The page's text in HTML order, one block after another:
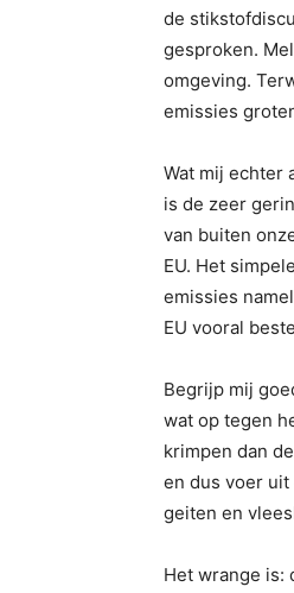
de
gesproken.
omgeving.
emissies
Wat mij echter
is de zeer
van buiten
EU. Het
emissies
EU vooral
Begrijp mij
wat op tegen
krimpen dan
en dus voer
geiten en
Het wrange is: